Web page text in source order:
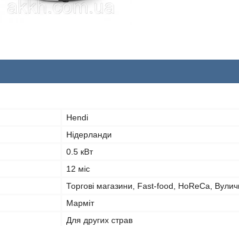
Hendi
Нідерланди
0.5 кВт
12 міс
Торгові магазини, Fast-food, HoReCa,
Марміт
Для других страв